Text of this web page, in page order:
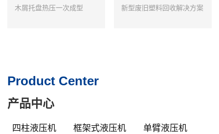
木屑托盘热压一次成型 新型废旧塑料回收解决方案
Product Center
产品中心
四柱液压机 框架式液压机
单臂液压机